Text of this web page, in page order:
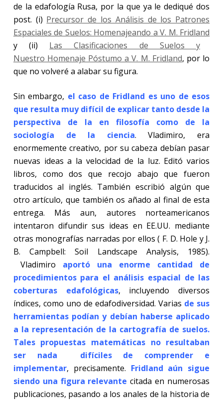
de la edafología Rusa, por la que ya le dediqué dos
post. (i) Precursor de los Análisis de los Patrones
Espaciales de Suelos: Homenajeando a V. M. Fridland
y (ii) Las Clasificaciones de Suelos y
Nuestro Homenaje Póstumo a V. M. Fridland, por lo
que no volveré a alabar su figura.
Sin embargo, el caso de Fridland es uno de esos
que resulta muy difícil de explicar tanto desde la
perspectiva de la en filosofía como de la
sociología de la ciencia. Vladimiro, era
enormemente creativo, por su cabeza debían pasar
nuevas ideas a la velocidad de la luz. Editó varios
libros, como dos que recojo abajo que fueron
traducidos al inglés. También escribió algún que
otro artículo, que también os añado al final de esta
entrega. Más aun, autores norteamericanos
intentaron difundir sus ideas en EE.UU. mediante
otras monografías narradas por ellos ( F. D. Hole y J.
B. Campbell: Soil Landscape Analysis, 1985).
Vladimiro aportó una enorme cantidad de
procedimientos para el análisis espacial de las
coberturas edafológicas, incluyendo diversos
índices, como uno de edafodiversidad. Varias de sus
herramientas podían y debían haberse aplicado
a la representación de la cartografía de suelos.
Tales propuestas matemáticas no resultaban
ser nada
difíciles de comprender e
implementar, precisamente. Fridland aún sigue
siendo una figura relevante citada en numerosas
publicaciones, pasando a los anales de la historia de